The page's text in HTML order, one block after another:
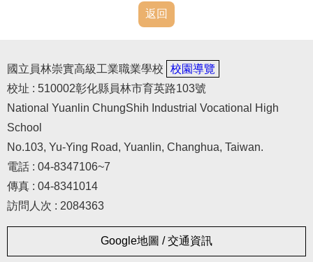
返回
國立員林崇實高級工業職業學校
校園導覽
校址 : 510002彰化縣員林市育英路103號
National Yuanlin ChungShih Industrial Vocational High
School
No.103, Yu-Ying Road, Yuanlin, Changhua, Taiwan.
電話 : 04-8347106~7
傳真 : 04-8341014
訪問人次 : 2084363
Google地圖 / 交通資訊